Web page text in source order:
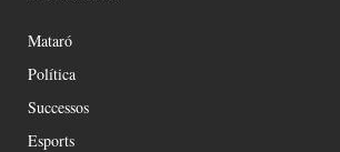
Mataró
Política
Successos
Esports